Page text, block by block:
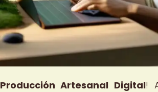
Producción Artesanal Digital!